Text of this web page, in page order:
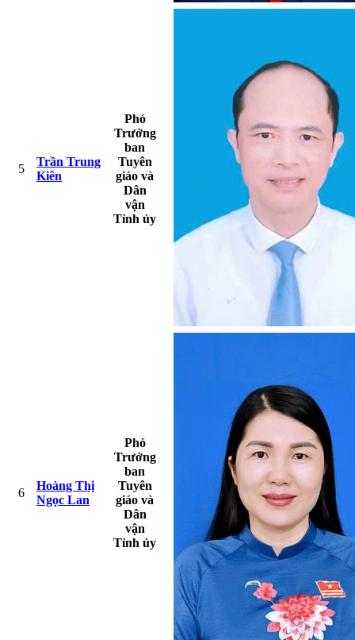
5
Trần Trung
Kiên
Phó
Trưởng
ban
Tuyên
giáo và
Dân
vận
Tỉnh ủy
6
Hoàng Thị
Ngọc Lan
Phó
Trưởng
ban
Tuyên
giáo và
Dân
vận
Tỉnh ủy